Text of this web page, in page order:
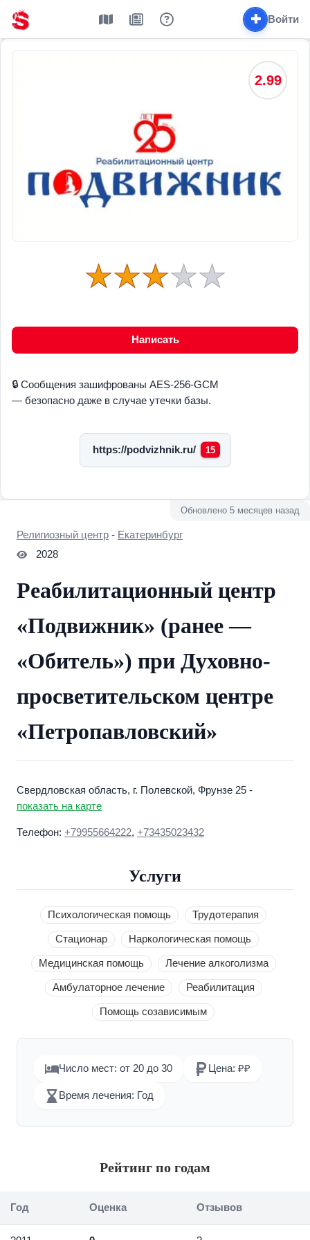
✚ Войти
2.99
Написать
🔒 Сообщения зашифрованы AES-256-GCM
— безопасно даже в случае утечки базы.
https://podvizhnik.ru/ 15
Религиозный центр - Екатеринбург
2028
Реабилитационный центр
«Подвижник» (ранее —
«Обитель») при Духовно-
просветительском центре
«Петропавловский»
Свердловская область, г. Полевской, Фрунзе 25 -
показать на карте
Телефон: +79955664222, +73435023432
Обновлено 5 месяцев назад
Услуги
Психологическая помощь Трудотерапия
Стационар Наркологическая помощь
Медицинская помощь Лечение алкоголизма
Амбулаторное лечение Реабилитация
Помощь созависимым
Число мест: от 20 до 30 Цена: ₽₽
Время лечения: Год
Рейтинг по годам
Год Оценка Отзывов